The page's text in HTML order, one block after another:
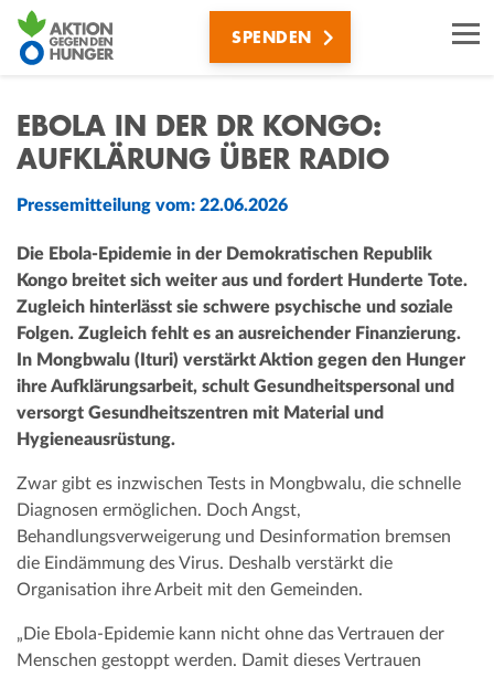
Direkt
zum
Inhalt
SPENDEN
EBOLA IN DER DR KONGO:
AUFKLÄRUNG ÜBER RADIO
Pressemitteilung vom: 22.06.2026
Die Ebola-Epidemie in der Demokratischen Republik
Kongo breitet sich weiter aus und fordert Hunderte Tote.
Zugleich hinterlässt sie schwere psychische und soziale
Folgen. Zugleich fehlt es an ausreichender Finanzierung.
In Mongbwalu (Ituri) verstärkt Aktion gegen den Hunger
ihre Aufklärungsarbeit, schult Gesundheitspersonal und
versorgt Gesundheitszentren mit Material und
Hygieneausrüstung.
Zwar gibt es inzwischen Tests in Mongbwalu, die schnelle
Diagnosen ermöglichen. Doch Angst,
Behandlungsverweigerung und Desinformation bremsen
die Eindämmung des Virus. Deshalb verstärkt die
Organisation ihre Arbeit mit den Gemeinden.
„Die Ebola-Epidemie kann nicht ohne das Vertrauen der
Menschen gestoppt werden. Damit dieses Vertrauen